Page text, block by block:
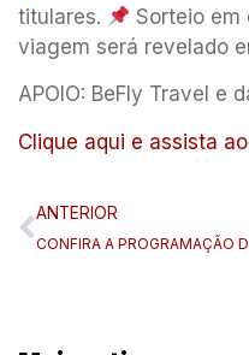
titulares.
Sorteio
viagem será revelado
APOIO: BeFly Travel e
Clique aqui e assista
ANTERIOR